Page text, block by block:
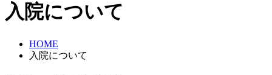
入院について
HOME
入院について